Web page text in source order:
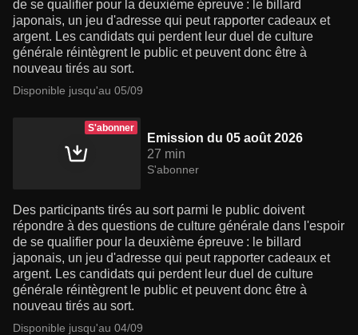
de se qualifier pour la deuxième épreuve : le billard
japonais, un jeu d'adresse qui peut rapporter cadeaux et
argent. Les candidats qui perdent leur duel de culture
générale réintègrent le public et peuvent donc être à
nouveau tirés au sort.
Disponible jusqu'au 05/09
S'abonner
Emission du 05 août 2026
27 min
S'abonner
Des participants tirés au sort parmi le public doivent
répondre à des questions de culture générale dans l'espoir
de se qualifier pour la deuxième épreuve : le billard
japonais, un jeu d'adresse qui peut rapporter cadeaux et
argent. Les candidats qui perdent leur duel de culture
générale réintègrent le public et peuvent donc être à
nouveau tirés au sort.
Disponible jusqu'au 04/09